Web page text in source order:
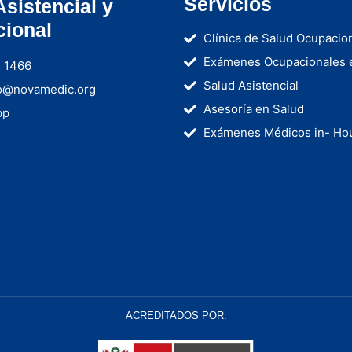
y
1466
Clínica de Salud
Exámenes Ocupacionales
Salud Asistencial
Asesoría en Salud
Exámenes Médicos in-
ACREDITADOS POR: